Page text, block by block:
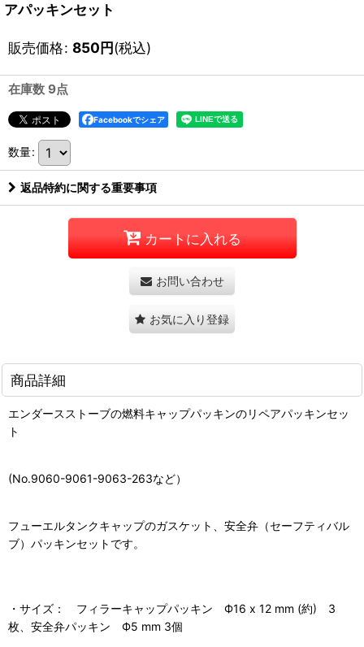
アパッキンセット
販売価格: 850円(税込)
在庫数 9点
Facebookでシェア
数量:
返品特約に関する重要事項
カートに入れる
お問い合わせ
お気に入り登録
商品詳細
エンダースストーブの燃料キャップパッキンのリペアパッキンセッ
ト
(No.9060-9061-9063-263など）
フューエルタンクキャップのガスケット、安全弁（セーフティバル
ブ）パッキンセットです。
・サイズ： フィラーキャップパッキン Ф16 x 12 mm (約) 3
枚、安全弁パッキン Ф5 mm 3個